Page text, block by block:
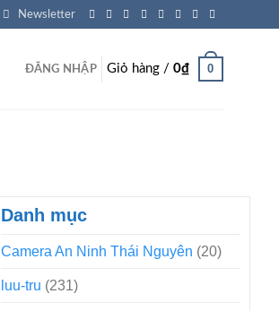
Newsletter
ĐĂNG NHẬP Giỏ hàng / 0₫ 0
Danh mục
Camera An Ninh Thái Nguyên (20)
luu-tru (231)